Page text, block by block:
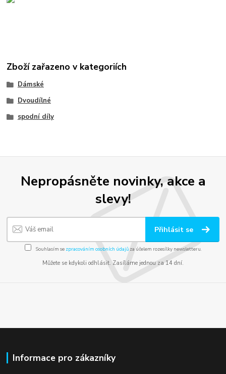
Zboží zařazeno v kategoriích
Dámské
Dvoudílné
spodní díly
Nepropásněte novinky, akce a
slevy!
Přihlásit se
Souhlasím se zpracováním osobních údajůza účelem rozesílky newsletteru.
Můžete se kdykoli odhlásit. Zasíláme jednou za 14 dní.
Informace pro zákazníky